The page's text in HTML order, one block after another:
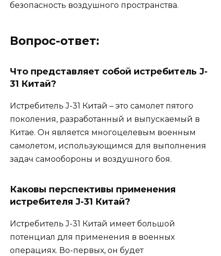
безопасность воздушного пространства.
Вопрос-ответ:
Что представляет собой истребитель J-
31 Китай?
Истребитель J-31 Китай – это самолет пятого
поколения, разработанный и выпускаемый в
Китае. Он является многоцелевым военным
самолетом, использующимся для выполнения
задач самообороны и воздушного боя.
Каковы перспективы применения
истребителя J-31 Китай?
Истребитель J-31 Китай имеет большой
потенциал для применения в военных
операциях. Во-первых, он будет